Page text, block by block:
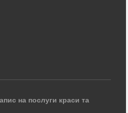
на послуги краси та